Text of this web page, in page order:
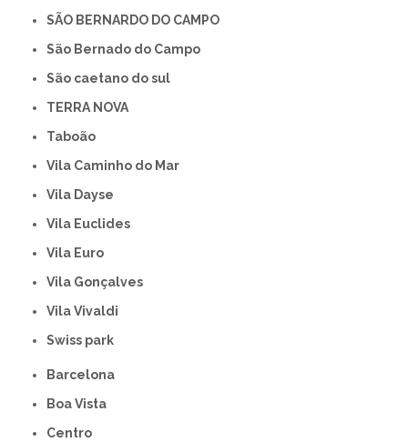
SÃO BERNARDO DO CAMPO
São Bernado do Campo
São caetano do sul
TERRA NOVA
Taboão
Vila Caminho do Mar
Vila Dayse
Vila Euclides
Vila Euro
Vila Gonçalves
Vila Vivaldi
swiss park
Barcelona
Boa Vista
Centro